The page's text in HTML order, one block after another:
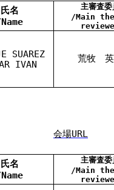
氏名
主審査委
/Main
SUAREZ
IVAN
荒牧 英
会場URL
氏名
主審査委
/Main